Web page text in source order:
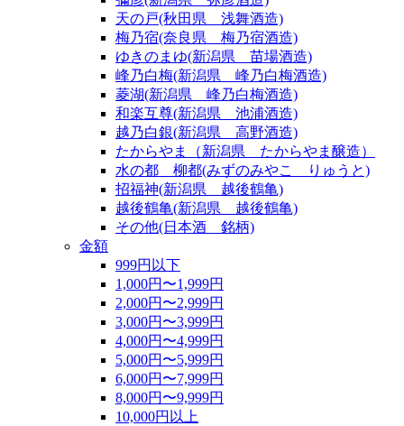
天の戸(秋田県 浅舞酒造)
梅乃宿(奈良県 梅乃宿酒造)
ゆきのまゆ(新潟県 苗場酒造)
峰乃白梅(新潟県 峰乃白梅酒造)
菱湖(新潟県 峰乃白梅酒造)
和楽互尊(新潟県 池浦酒造)
越乃白銀(新潟県 高野酒造)
たからやま（新潟県 たからやま醸造）
水の都 柳都(みずのみやこ りゅうと)
招福神(新潟県 越後鶴亀)
越後鶴亀(新潟県 越後鶴亀)
その他(日本酒 銘柄)
金額
999円以下
1,000円〜1,999円
2,000円〜2,999円
3,000円〜3,999円
4,000円〜4,999円
5,000円〜5,999円
6,000円〜7,999円
8,000円〜9,999円
10,000円以上